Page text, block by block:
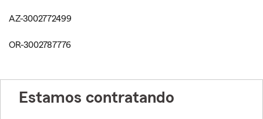
AZ-3002772499
OR-3002787776
Estamos contratando